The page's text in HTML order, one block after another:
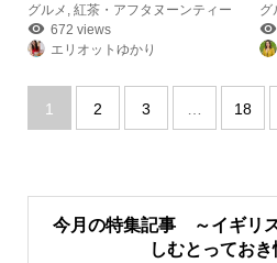
グルメ , 紅茶・アフタヌーンティー
672 views
エリオットゆかり
グ
1 2 3 … 18
今月の特集記事 ～イギリ
しむとってお